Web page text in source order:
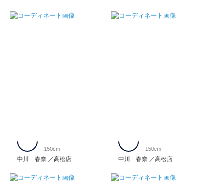
中川 春奈 高松店
150cm
中川 春奈 高松店
150cm